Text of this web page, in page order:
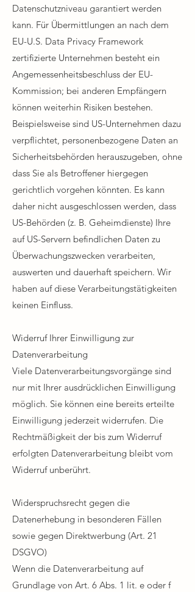
Datenschutzniveau garantiert werden
kann. Für Übermittlungen an nach dem
EU-U.S. Data Privacy Framework
zertifizierte Unternehmen besteht ein
Angemessenheitsbeschluss der EU-
Kommission; bei anderen Empfängern
können weiterhin Risiken bestehen.
Beispielsweise sind US-Unternehmen dazu
verpflichtet, personenbezogene Daten an
Sicherheitsbehörden herauszugeben, ohne
dass Sie als Betroffener hiergegen
gerichtlich vorgehen könnten. Es kann
daher nicht ausgeschlossen werden, dass
US-Behörden (z. B. Geheimdienste) Ihre
auf US-Servern befindlichen Daten zu
Überwachungszwecken verarbeiten,
auswerten und dauerhaft speichern. Wir
haben auf diese Verarbeitungstätigkeiten
keinen Einfluss.​
Widerruf Ihrer Einwilligung zur
Datenverarbeitung​
Viele Datenverarbeitungsvorgänge sind
nur mit Ihrer ausdrücklichen Einwilligung
möglich. Sie können eine bereits erteilte
Einwilligung jederzeit widerrufen. Die
Rechtmäßigkeit der bis zum Widerruf
erfolgten Datenverarbeitung bleibt vom
Widerruf unberührt.​
Widerspruchsrecht gegen die
Datenerhebung in besonderen Fällen
sowie gegen Direktwerbung (Art. 21
DSGVO)​
Wenn die Datenverarbeitung auf
Grundlage von Art. 6 Abs. 1 lit. e oder f